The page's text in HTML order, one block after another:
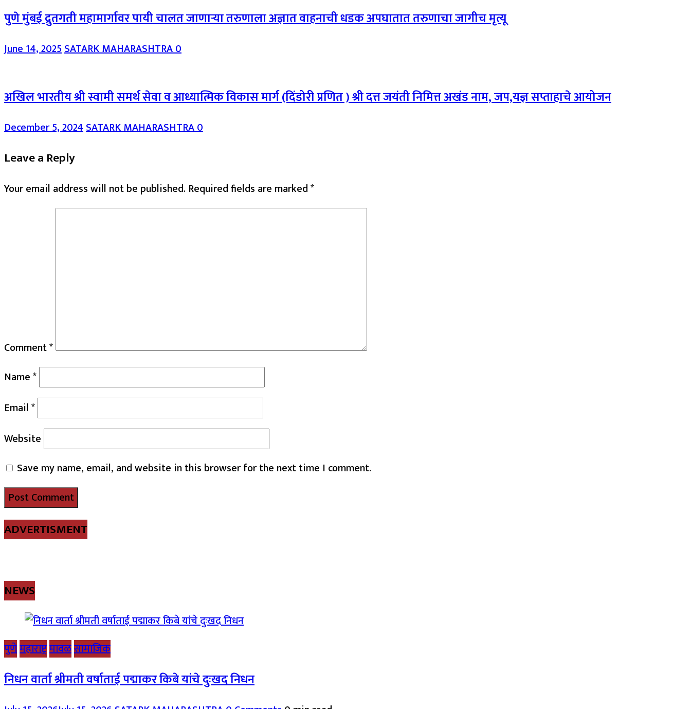
पुणे मुंबई द्रुतगती महामार्गावर पायी चालत जाणाऱ्या तरुणाला अज्ञात वाहनाची धडक अपघातात तरुणाचा जागीच मृत्यू
June 14, 2025SATARK MAHARASHTRA0
अखिल भारतीय श्री स्वामी समर्थ सेवा व आध्यात्मिक विकास मार्ग (दिंडोरी प्रणित ) श्री दत्त जयंती निमित्त अखंड नाम, जप,यज्ञ सप्ताहाचे आयोजन
December 5, 2024SATARK MAHARASHTRA0
Leave a Reply
Your email address will not be published. Required fields are marked*
Comment*
Name*
Email*
Website
Save my name, email, and website in this browser for the next time I comment.
ADVERTISMENT
NEWS
पुणेमहाराष्ट्रमावळसामाजिक
निधन वार्ता श्रीमती वर्षाताई पद्माकर किबे यांचे दुःखद निधन